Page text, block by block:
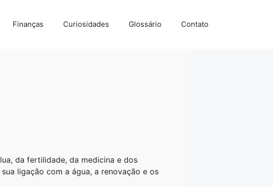
Finanças Curiosidades Glossário Contato
da fertilidade, da medicina e dos
ligação com a água, a renovação e os